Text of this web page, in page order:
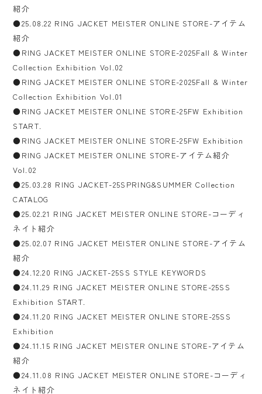
紹介
●25.08.22 RING JACKET MEISTER ONLINE STORE-アイテム
紹介
●RING JACKET MEISTER ONLINE STORE-2025Fall & Winter
Collection Exhibition Vol.02
●RING JACKET MEISTER ONLINE STORE-2025Fall & Winter
Collection Exhibition Vol.01
●RING JACKET MEISTER ONLINE STORE-25FW Exhibition
START.
●RING JACKET MEISTER ONLINE STORE-25FW Exhibition
●RING JACKET MEISTER ONLINE STORE-アイテム紹介
Vol.02
●25.03.28 RING JACKET-25SPRING&SUMMER Collection
CATALOG
●25.02.21 RING JACKET MEISTER ONLINE STORE-コーディ
ネイト紹介
●25.02.07 RING JACKET MEISTER ONLINE STORE-アイテム
紹介
●24.12.20 RING JACKET-25SS STYLE KEYWORDS
●24.11.29 RING JACKET MEISTER ONLINE STORE-25SS
Exhibition START.
●24.11.20 RING JACKET MEISTER ONLINE STORE-25SS
Exhibition
●24.11.15 RING JACKET MEISTER ONLINE STORE-アイテム
紹介
●24.11.08 RING JACKET MEISTER ONLINE STORE-コーディ
ネイト紹介